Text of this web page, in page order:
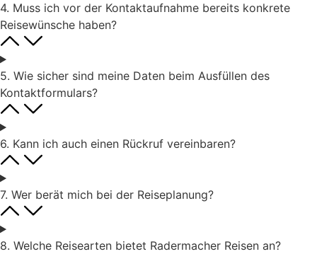
4. Muss ich vor der Kontaktaufnahme bereits konkrete
Reisewünsche haben?
5. Wie sicher sind meine Daten beim Ausfüllen des
Kontaktformulars?
6. Kann ich auch einen Rückruf vereinbaren?
7. Wer berät mich bei der Reiseplanung?
8. Welche Reisearten bietet Radermacher Reisen an?